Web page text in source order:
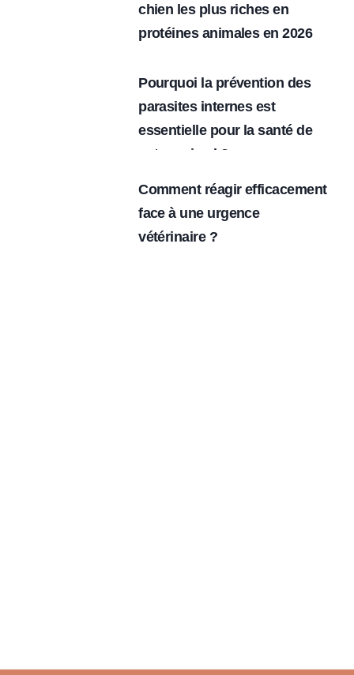
chien les plus riches en
protéines animales en 2026
Pourquoi la prévention des
parasites internes est
essentielle pour la santé de
votre animal ?
Comment réagir efficacement
face à une urgence
vétérinaire ?